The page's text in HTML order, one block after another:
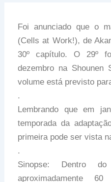
Foi anunciado que o
(Cells at Work!), de
30º capítulo. O 29º
dezembro na
volume está previsto
.
Lembrando que em
temporada da
primeira pode ser vista
.
Sinopse: Dentro
aproximadamente